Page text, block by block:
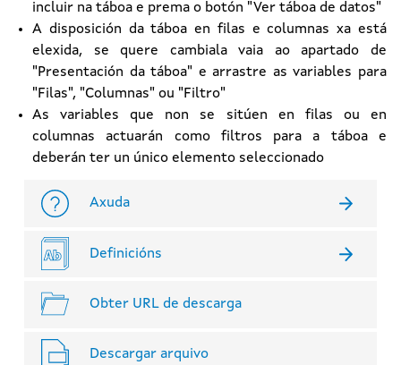
incluir na táboa e prema o botón "Ver táboa de datos"
A disposición da táboa en filas e columnas xa está
elexida, se quere cambiala vaia ao apartado de
"Presentación da táboa" e arrastre as variables para
"Filas", "Columnas" ou "Filtro"
As variables que non se sitúen en filas ou en
columnas actuarán como filtros para a táboa e
deberán ter un único elemento seleccionado
Axuda
Definicións
Obter URL de descarga
Descargar arquivo